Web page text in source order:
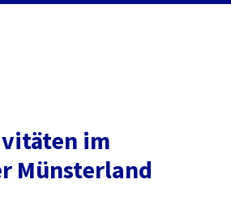
im
Münsterland